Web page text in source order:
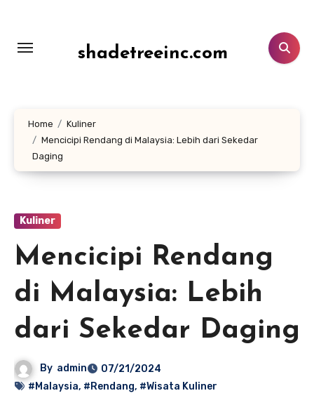
konten
shadetreeinc.com
Home
Kuliner
Mencicipi Rendang di Malaysia: Lebih dari Sekedar
Daging
Kuliner
Mencicipi Rendang
di Malaysia: Lebih
dari Sekedar Daging
By admin
07/21/2024
#Malaysia, #Rendang, #Wisata Kuliner